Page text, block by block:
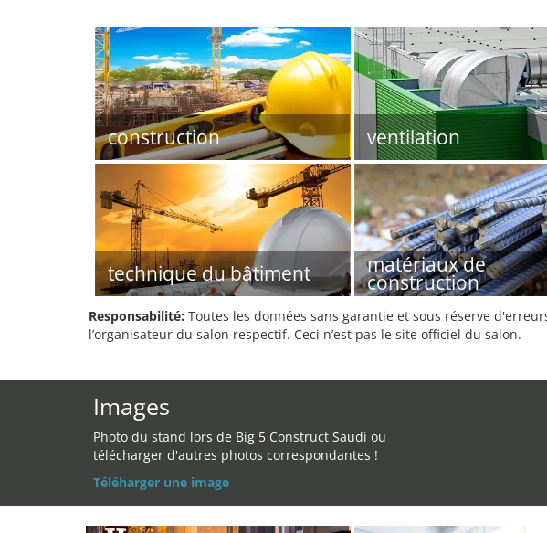
construction ventilation
technique du bâtiment matériaux de
construction
Responsabilité: Toutes les données sans garantie et sous réserve
l’organisateur du salon respectif. Ceci n’est pas le site officiel du salon.
Images
Photo du stand lors de Big 5 Construct Saudi ou
télécharger d'autres photos correspondantes !
Téléharger une image